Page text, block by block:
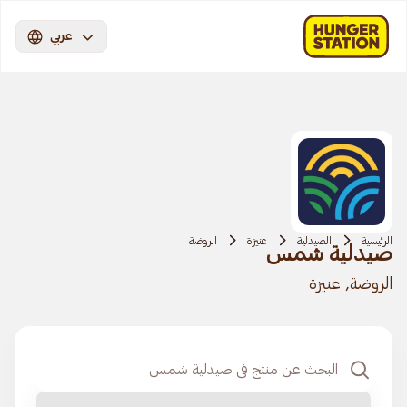
عربي
الرئيسية الصيدلية عنيزة الروضة
صيدلية شمس
الروضة, عنيزة